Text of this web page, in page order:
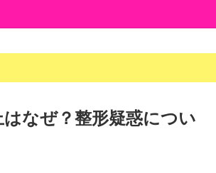
なぜ？整形疑惑につい